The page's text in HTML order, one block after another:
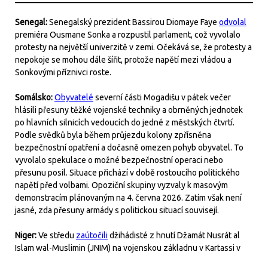
Senegal:Senegalský prezident Bassirou Diomaye Faye odvolal
premiéra Ousmane Sonka a rozpustil parlament, což vyvolalo
protesty na největší univerzitě v zemi. Očekává se, že protesty a
nepokoje se mohou dále šířit, protože napětí mezi vládou a
Sonkovými příznivci roste.
Somálsko:Obyvatelé severní části Mogadišu v pátek večer
hlásili přesuny těžké vojenské techniky a obrněných jednotek
po hlavních silnicích vedoucích do jedné z městských čtvrtí.
Podle svědků byla během průjezdu kolony zpřísněna
bezpečnostní opatření a dočasně omezen pohyb obyvatel. To
vyvolalo spekulace o možné bezpečnostní operaci nebo
přesunu posil. Situace přichází v době rostoucího politického
napětí před volbami. Opoziční skupiny vyzvaly k masovým
demonstracím plánovaným na 4. června 2026. Zatím však není
jasné, zda přesuny armády s politickou situací souvisejí.
Niger:Ve středu zaútočilidžihádisté z hnutí Džamát Nusrát al
Islam wal-Muslimin (JNIM) na vojenskou základnu v Kartassi v